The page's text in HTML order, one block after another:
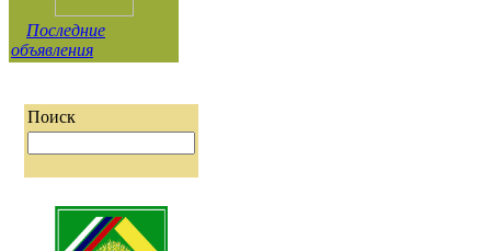
Последние
объявления
Поиск